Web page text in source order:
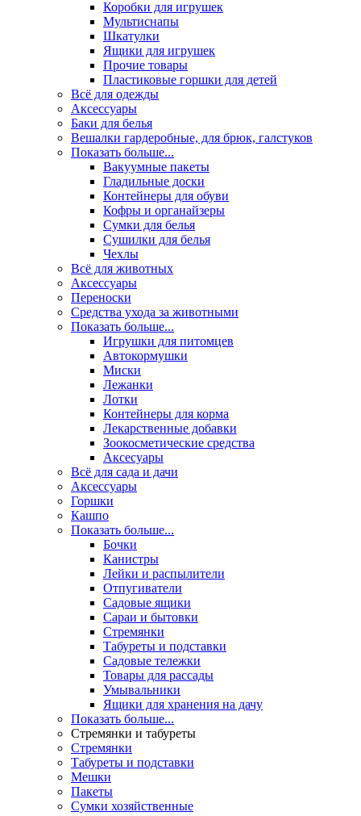
Коробки для игрушек
Мультиснапы
Шкатулки
Ящики для игрушек
Прочие товары
Пластиковые горшки для детей
Всё для одежды
Аксессуары
Баки для белья
Вешалки гардеробные, для брюк, галстуков
Показать больше...
Вакуумные пакеты
Гладильные доски
Контейнеры для обуви
Кофры и органайзеры
Сумки для белья
Сушилки для белья
Чехлы
Всё для животных
Аксесcуары
Переноски
Средства ухода за животными
Показать больше...
Игрушки для питомцев
Автокормушки
Миски
Лежанки
Лотки
Контейнеры для корма
Лекарственные добавки
Зоокосметические средства
Аксесуары
Всё для сада и дачи
Аксессуары
Горшки
Кашпо
Показать больше...
Бочки
Канистры
Лейки и распылители
Отпугиватели
Садовые ящики
Сараи и бытовки
Стремянки
Табуреты и подставки
Садовые тележки
Товары для рассады
Умывальники
Ящики для хранения на дачу
Показать больше...
Стремянки и табуреты
Стремянки
Табуреты и подставки
Мешки
Пакеты
Сумки хозяйственные